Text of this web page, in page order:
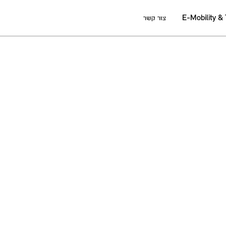
E-Mobility & צור קשר